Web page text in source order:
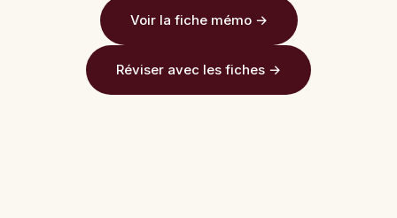
Voir la fiche mémo →
Réviser avec les fiches →